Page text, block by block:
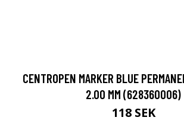
CENTROPEN MARKER BLUE
2.00 MM (628360006)
118 SEK